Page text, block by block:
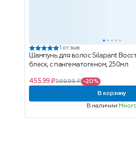
1 отзыв
Шампунь для волос Silapant
блеск, с пангематогеном, 250мл
455.99 ₽569.99 ₽ -20%
В корзину
В наличии